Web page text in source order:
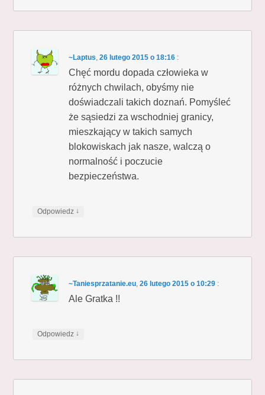
~Laptus,26 lutego 2015 o 18:16 :
Chęć mordu dopada człowieka w
różnych chwilach, obyśmy nie
doświadczali takich doznań. Pomyśleć
że sąsiedzi za wschodniej granicy,
mieszkający w takich samych
blokowiskach jak nasze, walczą o
normalność i poczucie
bezpieczeństwa.
Odpowiedz ↓
~Taniesprzatanie.eu,26 lutego 2015 o 10:29 :
Ale Gratka !!
Odpowiedz ↓